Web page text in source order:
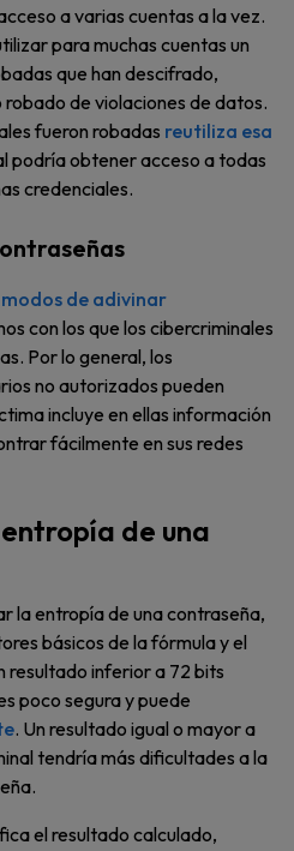
a varias cuentas a la vez.
para muchas cuentas un
que han descifrado,
robado de violaciones de datos.
fueron robadas reutiliza esa
podría obtener acceso a todas
credenciales.
modos de adivinar
con los que los cibercriminales
Por lo general, los
no autorizados pueden
incluye en ellas información
fácilmente en sus redes
de una
la entropía de una contraseña,
básicos de la fórmula y el
resultado inferior a 72 bits
poco segura y puede
. Un resultado igual o mayor a
tendría más dificultades a la
el resultado calculado,